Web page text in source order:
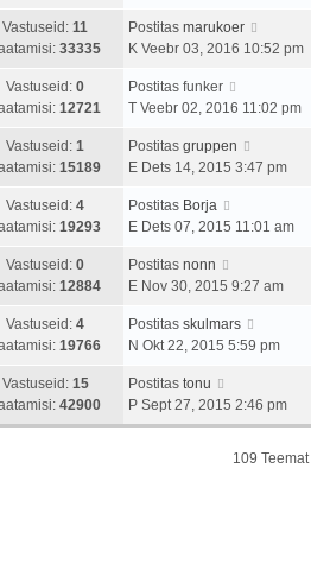
Vastuseid: 11
33335
Postitas marukoer
K Veebr 03, 2016 10:52 pm
Vastuseid: 0
12721
Postitas funker
T Veebr 02, 2016 11:02 pm
Vastuseid: 1
15189
Postitas gruppen
E Dets 14, 2015 3:47 pm
Vastuseid: 4
19293
Postitas Borja
E Dets 07, 2015 11:01 am
Vastuseid: 0
12884
Postitas nonn
E Nov 30, 2015 9:27 am
Vastuseid: 4
19766
Postitas skulmars
N Okt 22, 2015 5:59 pm
Vastuseid: 15
42900
Postitas tonu
P Sept 27, 2015 2:46 pm
109 Teemat